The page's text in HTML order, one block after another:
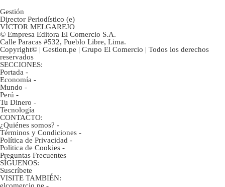
Gestión
Director Periodístico (e)
VÍCTOR MELGAREJO
© Empresa Editora El Comercio S.A.
Calle Paracas #532, Pueblo Libre, Lima.
Copyright© | Gestion.pe | Grupo El Comercio | Todos los derechos
reservados
SECCIONES:
Portada -
Economía -
Mundo -
Perú -
Tu Dinero -
Tecnología
CONTACTO:
¿Quiénes somos? -
Términos y Condiciones -
Política de Privacidad -
Politica de Cookies -
Preguntas Frecuentes
SÍGUENOS:
Suscríbete
VISITE TAMBIÉN: